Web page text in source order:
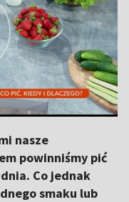
nasze
powinniśmy pić
Co jednak
smaku lub